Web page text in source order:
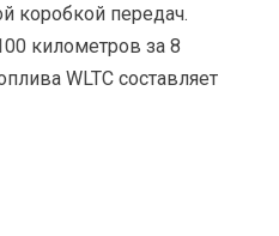
коробкой передач.
километров за 8
WLTC составляет